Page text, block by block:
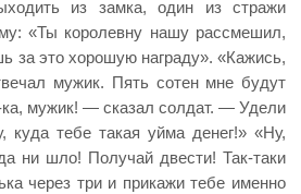
из замка, один из стражи
«Ты королевну нашу рассмешил,
за это хорошую награду». «Кажись,
мужик. Пять сотен мне будут
мужик! — сказал солдат. — Удели
куда тебе такая уйма денег!» «Ну,
ни шло! Получай двести! Так-таки
через три и прикажи тебе именно